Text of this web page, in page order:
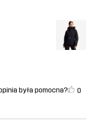
była pomocna? 0